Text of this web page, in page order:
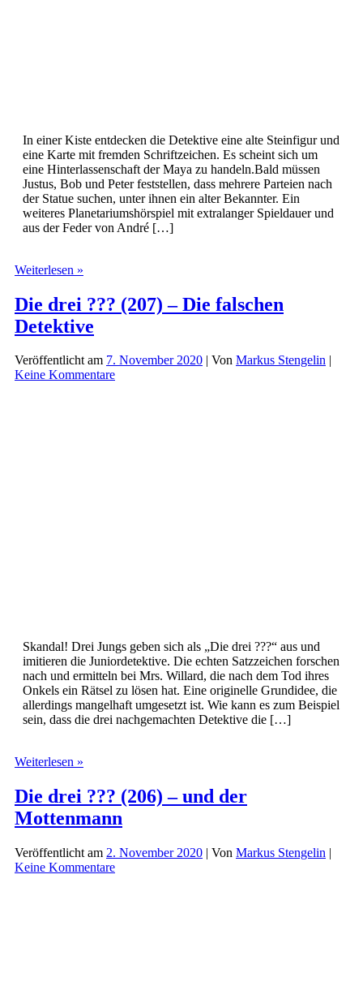
In einer Kiste entdecken die Detektive eine alte Steinfigur und
eine Karte mit fremden Schriftzeichen. Es scheint sich um
eine Hinterlassenschaft der Maya zu handeln.Bald müssen
Justus, Bob und Peter feststellen, dass mehrere Parteien nach
der Statue suchen, unter ihnen ein alter Bekannter. Ein
weiteres Planetariumshörspiel mit extralanger Spieldauer und
aus der Feder von André […]
Weiterlesen »
???
und
das
der
Maya
Die drei ??? (207) – Die falschen
Detektive
Veröffentlicht am 7. November 2020 | Von Markus Stengelin |
Keine Kommentare
Skandal! Drei Jungs geben sich als „Die drei ???“ aus und
imitieren die Juniordetektive. Die echten Satzzeichen forschen
nach und ermitteln bei Mrs. Willard, die nach dem Tod ihres
Onkels ein Rätsel zu lösen hat. Eine originelle Grundidee, die
allerdings mangelhaft umgesetzt ist. Wie kann es zum Beispiel
sein, dass die drei nachgemachten Detektive die […]
Weiterlesen »
???
(207)
–
falschen
Detektive
Die drei ??? (206) – und der
Mottenmann
Veröffentlicht am 2. November 2020 | Von Markus Stengelin |
Keine Kommentare